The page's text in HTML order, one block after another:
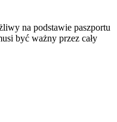
na podstawie paszportu
być ważny przez cały